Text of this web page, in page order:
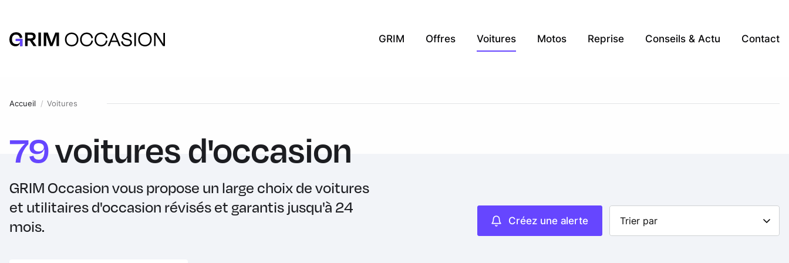
GRIM Offres Voitures Motos Reprise Conseils & Actu Contact
Accueil Voitures
79voituresd'occasion
GRIM Occasion vous propose un large choix de voitures
et utilitaires d'occasion révisés et garantis jusqu'à 24
mois.
Créez une alerte